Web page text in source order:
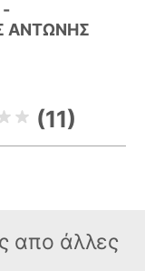
-
ΑΝΤΩΝΗΣ
(11)
απο άλλες